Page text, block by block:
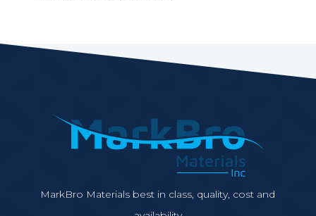
MarkBro Materials best in class, quality, cost and